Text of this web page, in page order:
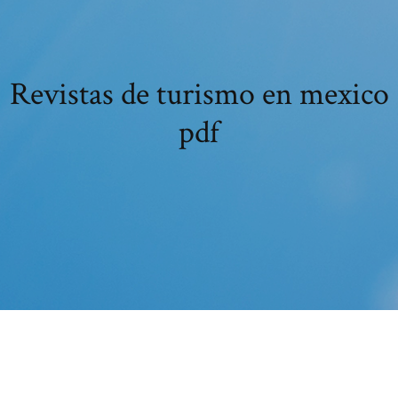
Revistas de turismo en mexico
pdf